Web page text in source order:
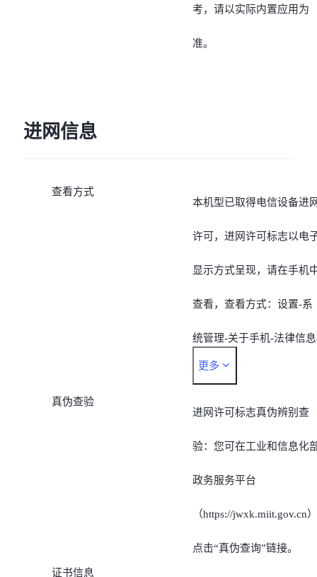
考，请以实际内置应用为
准。
进网信息
查看方式
本机型已取得电信设备进
许可，进网许可标志以电
显示方式呈现，请在手机
查看，查看方式：设置-系
统管理-关于手机-法律信
认证信息*
*由于不同机型的查看路径
存在差异，也可以通过手
的搜索功能搜索“认证信
息”，即可对手机内置的电
子进网许可标志快速查询
更多
真伪查验
进网许可标志真伪辨别查
验：您可在工业和信息化
政务服务平台
（https://jwxk.miit.gov.cn）
点击“真伪查询”链接。
证书信息